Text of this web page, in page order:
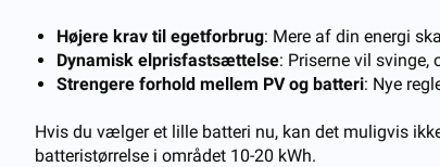
Højere krav til egetforbrug: Mere af din energi
Dynamisk elprisfastsættelse: Priserne vil
Strengere forhold mellem PV og batteri: Nye
Hvis du vælger et lille batteri nu, kan det muligvis
batteristørrelse i området 10-20 kWh.